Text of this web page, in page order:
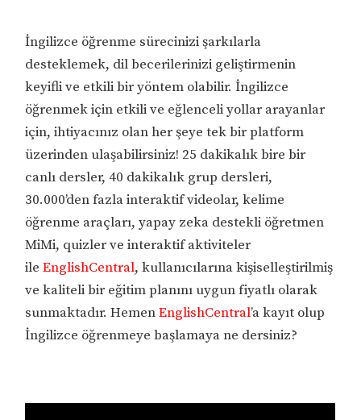
İngilizce öğrenme sürecinizi şarkılarla
desteklemek, dil becerilerinizi geliştirmenin
keyifli ve etkili bir yöntem olabilir. İngilizce
öğrenmek için etkili ve eğlenceli yollar arayanlar
için, ihtiyacınız olan her şeye tek bir platform
üzerinden ulaşabilirsiniz! 25 dakikalık bire bir
canlı dersler, 40 dakikalık grup dersleri,
30.000’den fazla interaktif videolar, kelime
öğrenme araçları, yapay zeka destekli öğretmen
MiMi, quizler ve interaktif aktiviteler
ileEnglishCentral, kullanıcılarına kişiselleştirilmiş
ve kaliteli bir eğitim planını uygun fiyatlı olarak
sunmaktadır. HemenEnglishCentral’a kayıt olup
İngilizce öğrenmeye başlamaya ne dersiniz?